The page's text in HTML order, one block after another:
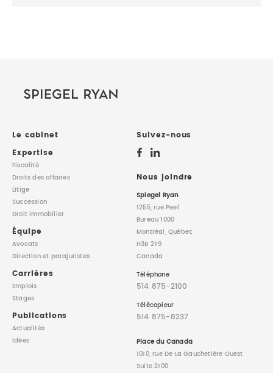
Le cabinet
Expertise
Fiscalité
Droits des affaires
Litige
Succession
Droit immobilier
Équipe
Avocats
Directionet parajuristes
Carrières
Emplois
Stages
Publications
Actualités
Idées
Suivez-nous
Nous joindre
Spiegel Ryan
1255, rue Peel
Bureau 1000
Montréal, Québec
H3B 2T9
Canada
Téléphone
514 875-2100
Télécopieur
514 875-8237
Place du Canada
1010, rue De La Gauchetière Ouest
Suite 2100